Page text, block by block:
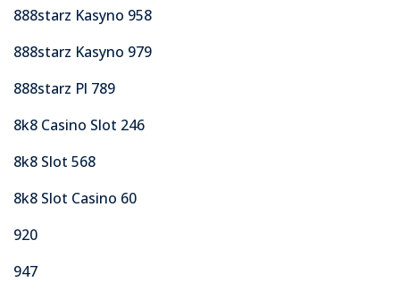
888starz Kasyno 958
888starz Kasyno 979
888starz Pl 789
8k8 Casino Slot 246
8k8 Slot 568
8k8 Slot Casino 60
920
947